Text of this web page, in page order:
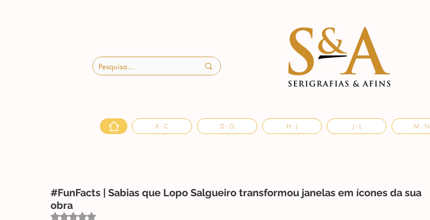
A - C D - G H - J J - L M - N
#FunFacts | Sabias que Lopo Salgueiro transformou janelas em ícones da sua
obra
Avaliado com NaN de 5 estrelas.